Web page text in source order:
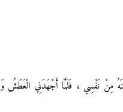
مِنْ نَفْسِي ، فَلَمَّا أَجْهَدَنِي الْعَطَشُ وَ